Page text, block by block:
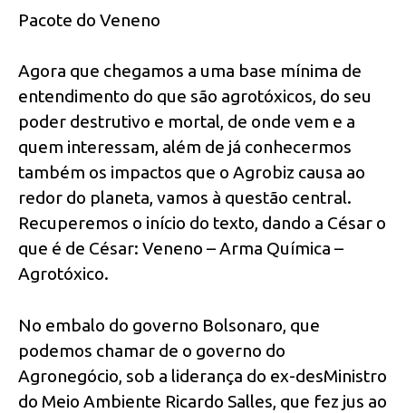
Pacote do Veneno
Agora que chegamos a uma base mínima de
entendimento do que são agrotóxicos, do seu
poder destrutivo e mortal, de onde vem e a
quem interessam, além de já conhecermos
também os impactos que o Agrobiz causa ao
redor do planeta, vamos à questão central.
Recuperemos o início do texto, dando a César o
que é de César: Veneno – Arma Química –
Agrotóxico.
No embalo do governo Bolsonaro, que
podemos chamar de o governo do
Agronegócio, sob a liderança do ex-desMinistro
do Meio Ambiente Ricardo Salles, que fez jus ao